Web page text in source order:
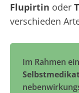
Flupirtin oder
verschieden
Im Rahmen